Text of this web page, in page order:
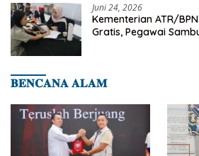
Juni 24, 2026
Kementerian ATR/
Gratis, Pegawai
𝐁𝐄𝐍𝐂𝐀𝐍𝐀 𝐀𝐋𝐀𝐌